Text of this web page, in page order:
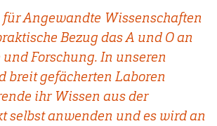
Head
page
für Angewandte Wissenschaften
Bezug das A und O an
Forschung. In unseren
breit gefächerten Laboren
ihr Wissen aus der
selbst anwenden und es wird an